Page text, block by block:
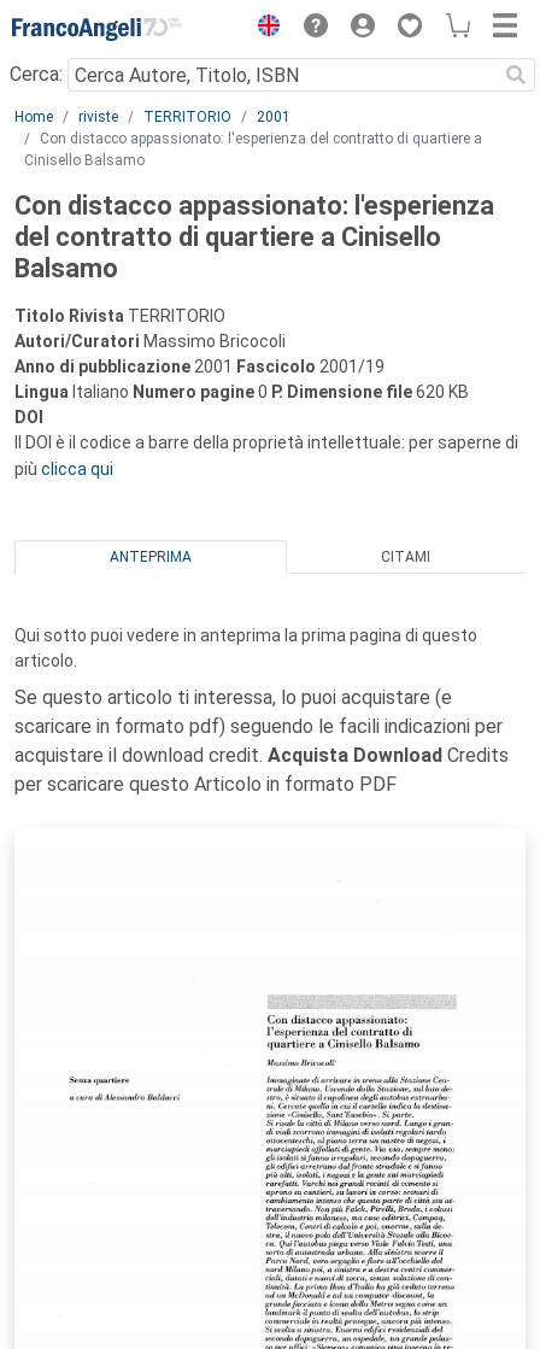
Menu
Cerca:
Main content
Home riviste TERRITORIO
2001
Con distacco appassionato: l'esperienza del contratto di quartiere a
Cinisello Balsamo
Con distacco appassionato: l'esperienza
del contratto di quartiere a Cinisello
Balsamo
Titolo Rivista TERRITORIO
Autori/Curatori Massimo Bricocoli
Anno di pubblicazione 2001 Fascicolo 2001/19
Lingua Italiano Numero pagine0 P. Dimensione file620 KB
DOI
Il DOI è il codice a barre della proprietà intellettuale: per saperne di
più clicca qui
ANTEPRIMA CITAMI
Qui sotto puoi vedere in anteprima la prima pagina di questo
articolo.
Se questo articolo ti interessa, lo puoi acquistare (e
scaricare in formato pdf) seguendo le facili indicazioni per
acquistare il download credit. Acquista Download Credits
per scaricare questo Articolo in formato PDF